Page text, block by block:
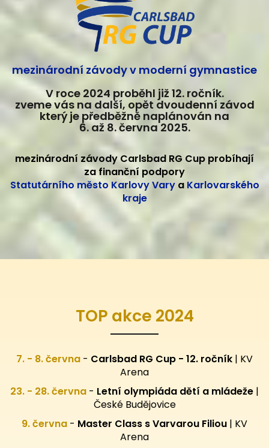
mezinárodní závody v moderní gymnastice
V roce 2024 proběhl již 12. ročník.
zveme vás na další, opět dvoudenní závod
který je předběžně naplánován na
6. až 8. června 2025.
mezinárodní závody Carlsbad RG Cup probíhají
za finanční podpory
Statutárního město Karlovy Varya Karlovarského
kraje
TOP akce 2024
7. - 8. června - Carlsbad RG Cup - 12. ročník | KV
Arena
23. - 28. června - Letní olympiáda dětí a mládeže |
České Budějovice
9. června - Master Class s Varvarou Filiou | KV
Arena